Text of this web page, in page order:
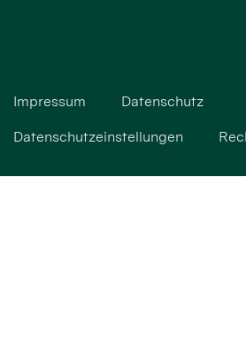
Impressum Datenschutz
Datenschutzeinstellungen